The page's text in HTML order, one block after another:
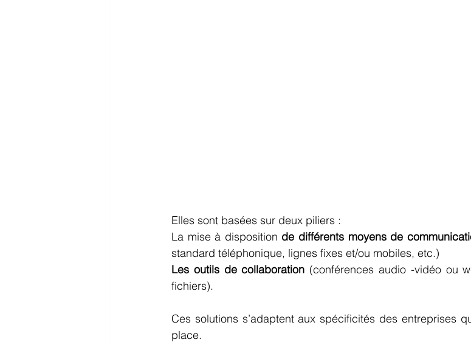
Elles sont basées sur deux piliers :
La mise à disposition de différents moyens de
standard téléphonique, lignes fixes et/ou mobiles, etc.)
Les outils de collaboration (conférences audio -vidéo ou
fichiers).
Ces solutions s’adaptent aux spécificités des entreprises
place.